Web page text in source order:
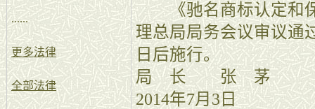
......
更多法律
全部法律
《驰名商标认定和保
理总局局务会议审议通
日后施行。
局 长 张
2014年7月3日